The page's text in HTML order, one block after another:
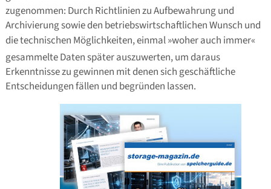
zugenommen: Durch Richtlinien zu Aufbewahrung und
Archivierung sowie den betriebswirtschaftlichen Wunsch und
die technischen Möglichkeiten, einmal »woher auch immer«
gesammelte Daten später auszuwerten, um daraus
Erkenntnisse zu gewinnen mit denen sich geschäftliche
Entscheidungen fällen und begründen lassen.